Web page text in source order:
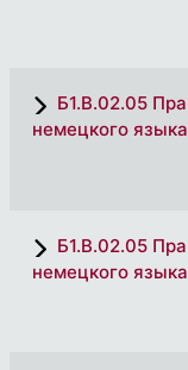
Б1.В.02.05
немецкого
Б1.В.02.05
немецкого